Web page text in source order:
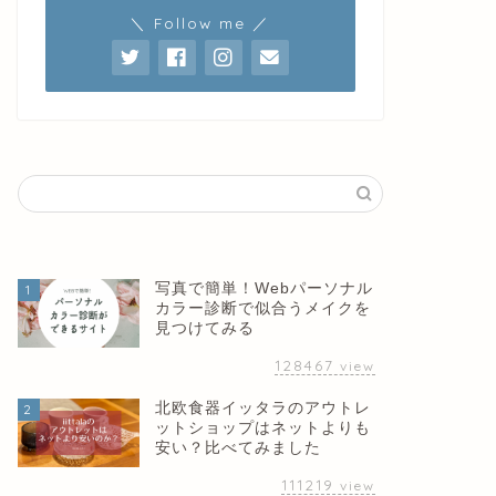
＼ Follow me ／
1
写真で簡単！Webパーソナル
カラー診断で似合うメイクを
見つけてみる
128467 view
2
北欧食器イッタラのアウトレ
ットショップはネットよりも
安い？比べてみました
111219 view